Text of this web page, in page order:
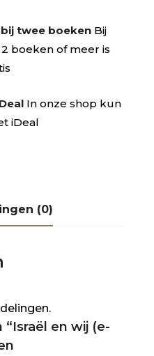
twee boeken Bij
boeken of meer is
In onze shop kun
iDeal
(0)
en wij (e-